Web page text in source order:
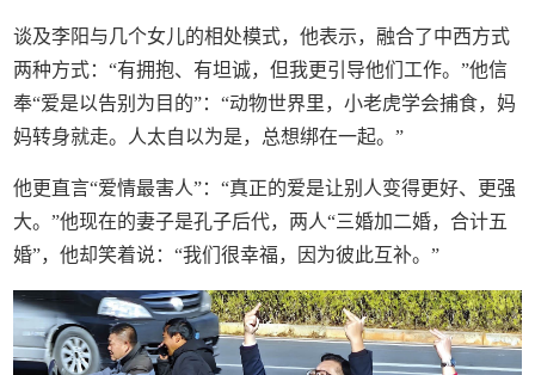
谈及李阳与几个女儿的相处模式，他表示，融合了中西方式
两种方式：“有拥抱、有坦诚，但我更引导他们工作。”他信
奉“爱是以告别为目的”：“动物世界里，小老虎学会捕食，妈
妈转身就走。人太自以为是，总想绑在一起。”
他更直言“爱情最害人”：“真正的爱是让别人变得更好、更强
大。”他现在的妻子是孔子后代，两人“三婚加二婚，合计五
婚”，他却笑着说：“我们很幸福，因为彼此互补。”